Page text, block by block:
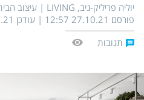
יוליה פריליק-ניב, LIVING | עיצוב
פורסם 12:57 27.10.21 | עודכן 09:09 28.10.21
תגובות
tvbee
חתונה
בראייה כוללת
רואים רחוק